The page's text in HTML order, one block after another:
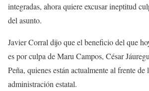
integradas, ahora quiere excusar ineptitud
del asunto.
Javier Corral dijo que el beneficio del que
es por culpa de Maru Campos, César
Peña, quienes están actualmente al frente de
administración estatal.